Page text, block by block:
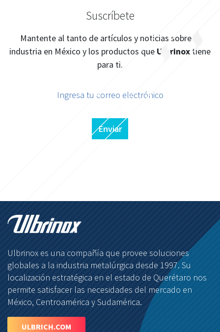
Suscríbete
Mantente al tanto de artículos y noticias sobre la
industria en México y los productos que Ulbrinox tiene
para ti.
Enviar
Ulbrinox es una compañía que provee soluciones
globales a la industria metalúrgica desde 1997. Su
localización estratégica en el estado de Querétaro nos
permite satisfacer las necesidades del mercado en
México, Centroamérica y Sudamérica.
ULBRICH.COM